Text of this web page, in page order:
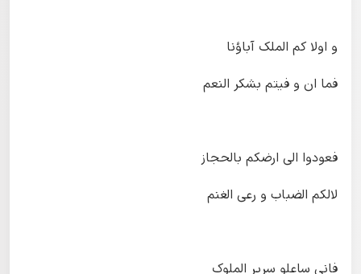
و اولا کم الملک آباؤنا
فما ان و فیتم بشکر النعم
فعودوا الی ارضکم بالحجاز
لالکم الضباب و رعی الغنم
فانی ساعلو سریر الملوک